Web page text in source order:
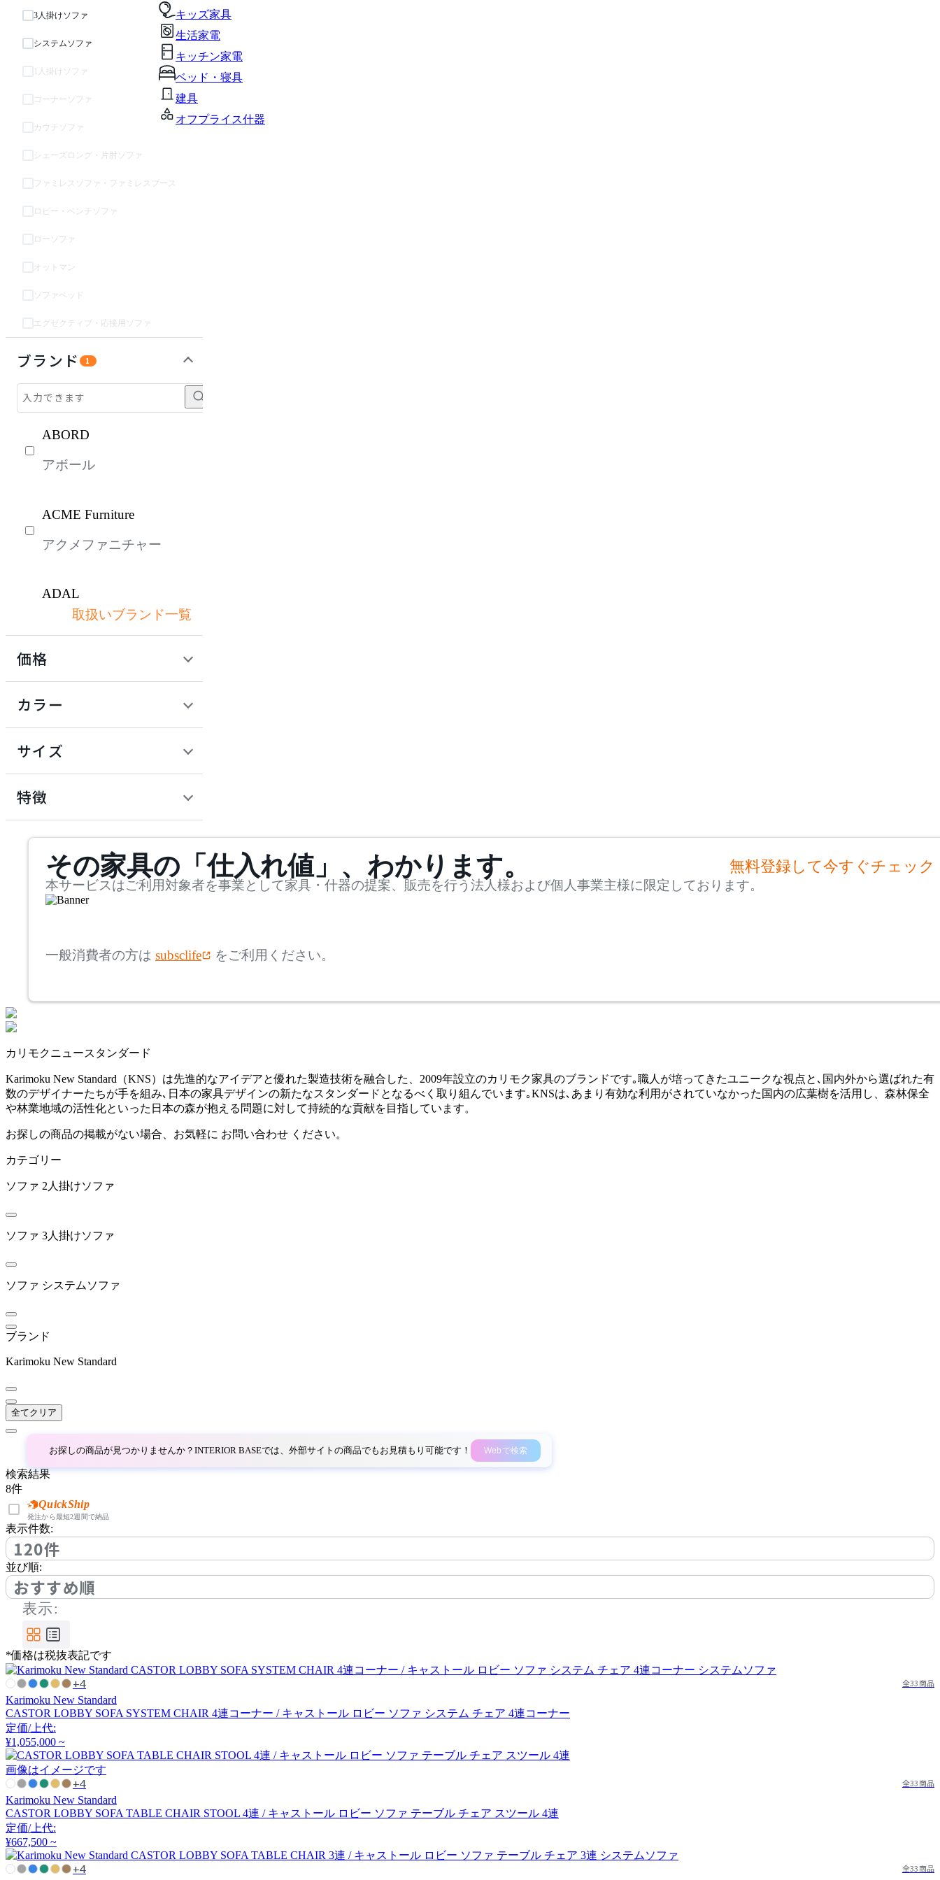
キッズ家具
生活家電
キッチン家電
ベッド・寝具
建具
オフプライス什器
3人掛けソファ
システムソファ
1人掛けソファ
コーナーソファ
カウチソファ
シェーズロング・片肘ソファ
ファミレスソファ・ファミレスブース
ロビー・ベンチソファ
ローソファ
オットマン
ソファベッド
エグゼクティブ・応接用ソファ
ブランド 1
ABORD
アボール
ACME Furniture
アクメファニチャー
ADAL
アダル
アダルトータルインテリ
ADRS
アリアケ
アルナイ
アズマヤ
bellacontte
ボーコンセプト
バイインテリアズ
CARBON STOCK FURNI
TURE
カーボンストックファニ
チャー
Coccole
コッコレ
COMPLEX UNIVERSAL
FURNITURE SUPPLY
コンプレックスユニバー
サルファニチャーサプラ
イ
CondeHouse
カンディハウス
cosine
コサイン
CRUSH CRASH PROJECT
取扱いブランド一覧
価格
カラー
サイズ
mm
検索
~
~
特徴
その家具の「仕入れ値」、わかります。 無料登録して今すぐチェック
本サービスはご利用対象者を事業として家具・什器の提案、販売を行う法人様および個人事業主様に限定しております。
一般消費者の方は subsclife をご利用ください。
カリモクニュースタンダード
Karimoku New Standard（KNS）は先進的なアイデアと優れた製造技術を融合した、2009年設立のカリモク家具のブランドです｡職人が培ってきたユニークな視点と､国内外から選ばれた有
数のデザイナーたちが手を組み､日本の家具デザインの新たなスタンダードとなるべく取り組んでいます｡KNSは､あまり有効な利用がされていなかった国内の広葉樹を活用し、森林保全
や林業地域の活性化といった日本の森が抱える問題に対して持続的な貢献を目指しています。
お探しの商品の掲載がない場合、お気軽に お問い合わせ ください。
カテゴリー
ソファ 2人掛けソファ
ソファ 3人掛けソファ
ソファ システムソファ
ブランド
Karimoku New Standard
全てクリア
お探しの商品が見つかりませんか？INTERIOR BASEでは、外部サイトの商品でもお見積もり可能です！ Webで検索
検索結果
8件
QuickShip
発注から最短2週間で納品
表示件数:
120件
並び順:
おすすめ順
表示:
*価格は税抜表記です
+4 全33商品
Karimoku New Standard
CASTOR LOBBY SOFA SYSTEM CHAIR 4連コーナー / キャストール ロビー ソファ システム チェア 4連コーナー
定価/上代:
¥1,055,000 ~
画像はイメージです
+4 全33商品
Karimoku New Standard
CASTOR LOBBY SOFA TABLE CHAIR STOOL 4連 / キャストール ロビー ソファ テーブル チェア スツール 4連
定価/上代:
¥667,500 ~
+4 全33商品